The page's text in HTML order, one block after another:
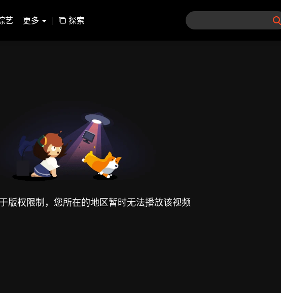
艺 更多 | 探索
版权限制，您所在的地区暂时无法播放该视频